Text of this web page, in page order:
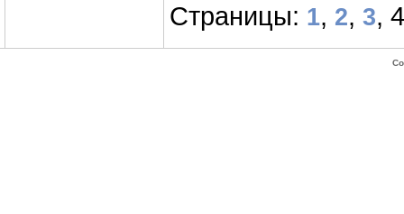
Страницы: 1, 2, 3,